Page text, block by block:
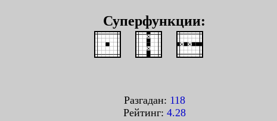
Суперфункции:
Разгадан: 118
Рейтинг: 4.28